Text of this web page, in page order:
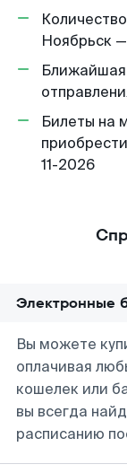
Ноябрьск
Ближайшая
Билеты на
11-2026
Электронные
Вы можете
оплачивая
кошелек или
вы всегда
расписанию